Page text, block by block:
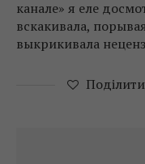
канале» я еле
вскакивала,
выкрикивала